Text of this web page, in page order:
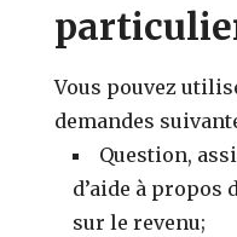
Vous pouvez
demandes
Question,
d’aide à propos
sur le revenu;